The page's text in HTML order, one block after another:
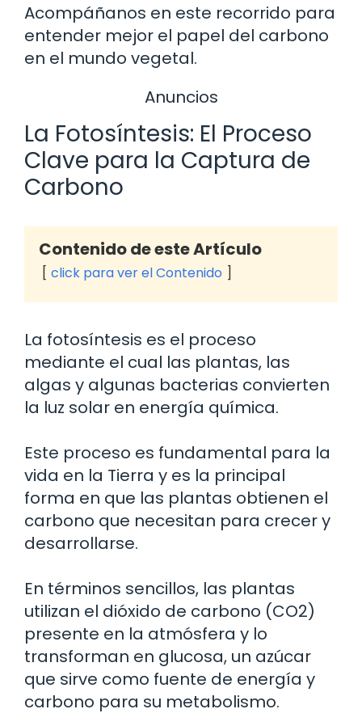
Acompáñanos en este recorrido para
entender mejor el papel del carbono
en el mundo vegetal.
Anuncios
La Fotosíntesis: El Proceso
Clave para la Captura de
Carbono
Contenido de este Artículo
click para ver el Contenido
La fotosíntesis es el proceso
mediante el cual las plantas, las
algas y algunas bacterias convierten
la luz solar en energía química.
Este proceso es fundamental para la
vida en la Tierra y es la principal
forma en que las plantas obtienen el
carbono que necesitan para crecer y
desarrollarse.
En términos sencillos, las plantas
utilizan el dióxido de carbono (CO2)
presente en la atmósfera y lo
transforman en glucosa, un azúcar
que sirve como fuente de energía y
carbono para su metabolismo.